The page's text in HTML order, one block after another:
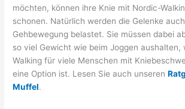
möchten, können ihre Knie mit Nordic-
schonen. Natürlich werden die Gelenke
Gehbewegung belastet. Sie müssen dabei
so viel Gewicht wie beim Joggen aushalten,
Walking für viele Menschen mit
eine Option ist. Lesen Sie auch unseren
Muffel.